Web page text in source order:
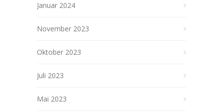
Januar 2024
November 2023
Oktober 2023
Juli 2023
Mai 2023